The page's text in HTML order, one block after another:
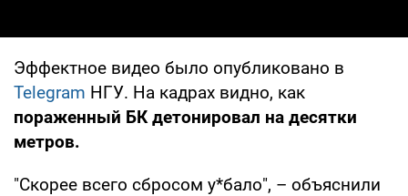
Эффектное видео было опубликовано в
Telegram НГУ. На кадрах видно, как
пораженный БК детонировал на десятки
метров.
"Скорее всего сбросом у*бало", – объяснили